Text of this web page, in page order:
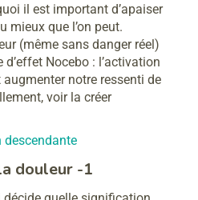
il est important d’apaiser
mieux que l’on peut.
(même sans danger réel)
Nocebo : l’activation
notre ressenti de
voir la créer
douleur -1